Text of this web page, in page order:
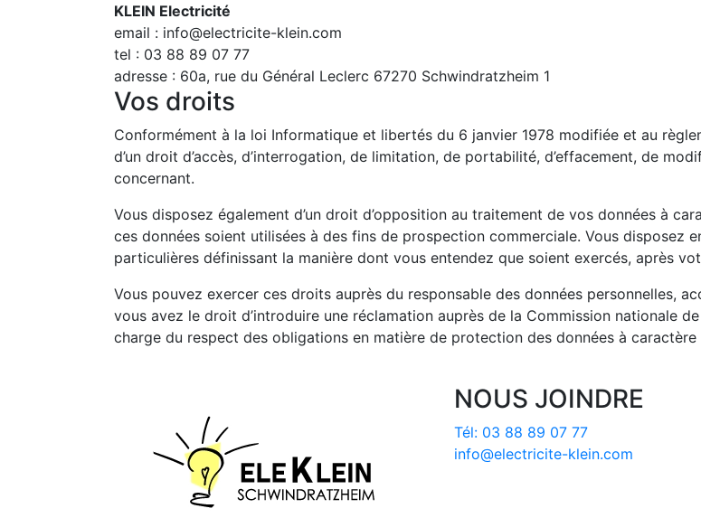
KLEIN Electricité
email : info@electricite-klein.com
tel : 03 88 89 07 77
adresse : 60a, rue du Général Leclerc 67270 Schwindratzheim 1
Vos droits
Conformément à la loi Informatique et libertés du 6 janvier 1978 modifiée et au
d’un droit d’accès, d’interrogation, de limitation, de portabilité, d’effacement, de
concernant.
Vous disposez également d’un droit d’opposition au traitement de vos données à
ces données soient utilisées à des fins de prospection commerciale. Vous disposez
particulières définissant la manière dont vous entendez que soient exercés, après
Vous pouvez exercer ces droits auprès du responsable des données personnelles,
vous avez le droit d’introduire une réclamation auprès de la Commission nationale
charge du respect des obligations en matière de protection des données à caractère
NOUS JOINDRE
Tél: 03 88 89 07 77
info@electricite-klein.com